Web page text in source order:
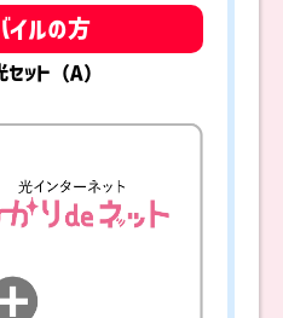
イルの方
ット（A）